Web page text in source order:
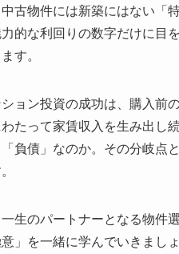
中古物件には新築にはない「
的な利回りの数字だけに目
す。
ョン投資の成功は、購入前
わたって家賃収入を生み出し
負債」なのか。その分岐点
生のパートナーとなる物件
」を一緒に学んでいきましょ